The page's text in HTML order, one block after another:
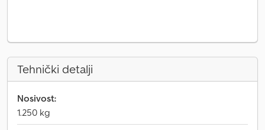
Tehnički detalji
Nosivost:
1.250 kg